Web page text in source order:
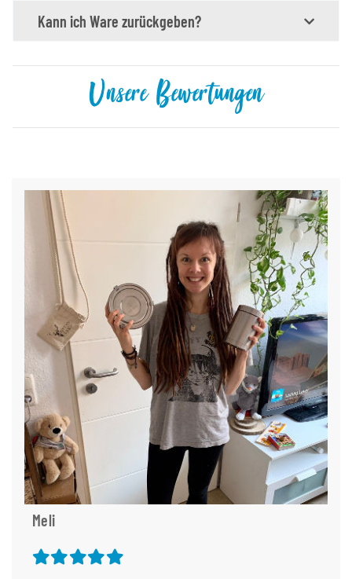
Kann ich Ware zurückgeben?
Unsere Bewertungen
Meli